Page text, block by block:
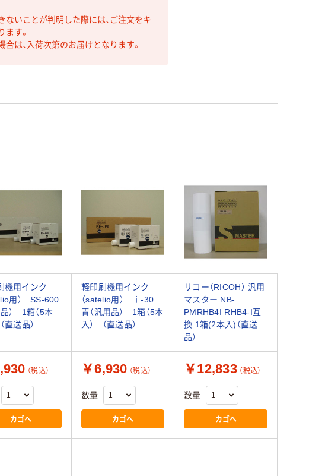
いことが判明した際には、ご注文をキ
す。
は、入荷次第のお届けとなります。
機用インク
用） SS-600
品） 1箱（5本
直送品）
軽印刷機用インク
（satelio用） ｉ-30
青（汎用品） 1箱（5本
入） （直送品）
リコー（RICOH） 汎用
マスター NB-
PMRHB4I RHB4-I互
換 1箱(2本入)（直送
品）
（税込）
カゴへ
￥6,930 （税込）
数量
カゴへ
￥12,833 （税込）
数量
カゴへ